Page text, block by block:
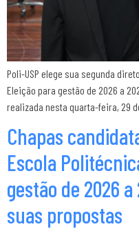
Poli-USP elege sua segunda
Eleição para gestão de 2026 a
realizada nesta quarta-feira, 29
Chapas
Escola
gestão de 2026
suas propostas